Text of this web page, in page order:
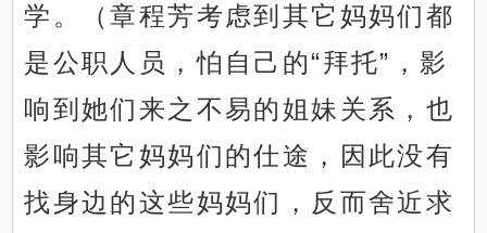
学。（章程芳考虑到其它妈妈们都
是公职人员，怕自己的“拜托”，影
响到她们来之不易的姐妹关系，也
影响其它妈妈们的仕途，因此没有
找身边的这些妈妈们，反而舍近求